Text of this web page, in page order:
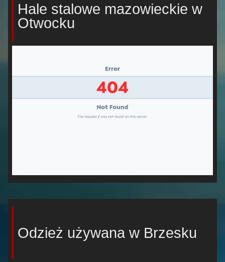
Hale stalowe mazowieckie w
Otwocku
Odzież używana w Brzesku